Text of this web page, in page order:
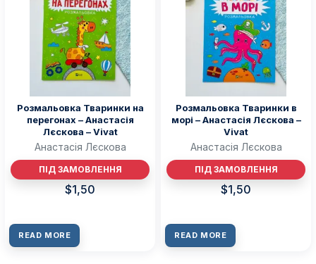
Розмальовка Тваринки на
перегонах – Анастасія
Лєскова – Vivat
Анастасія Лєскова
ПІД ЗАМОВЛЕННЯ
$1,50
READ MORE
Розмальовка Тваринки в
морі – Анастасія Лєскова –
Vivat
Анастасія Лєскова
ПІД ЗАМОВЛЕННЯ
$1,50
READ MORE